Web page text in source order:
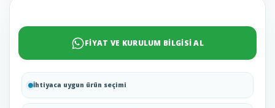
İhtiyaca uygun ürün seçimi
FİYAT VE KURULUM BİLGİSİ AL